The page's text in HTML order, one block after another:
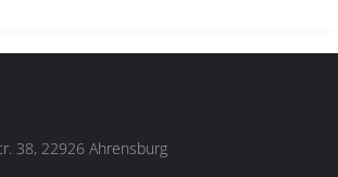
38, 22926 Ahrensburg